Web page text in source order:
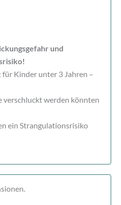
und
für Kinder unter 3 Jahren –
verschluckt werden könnten
ein Strangulationsrisiko